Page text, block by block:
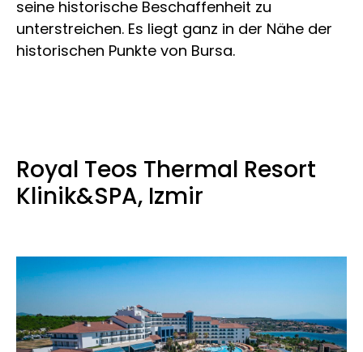
seine historische Beschaffenheit zu
unterstreichen. Es liegt ganz in der Nähe der
historischen Punkte von Bursa.
Royal Teos Thermal Resort
Klinik&SPA, Izmir